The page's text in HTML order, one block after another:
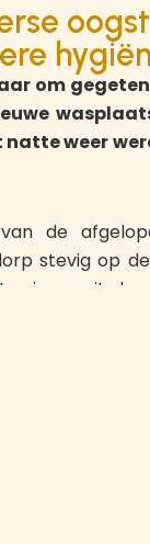
om
weer
de
stevig op
uit de